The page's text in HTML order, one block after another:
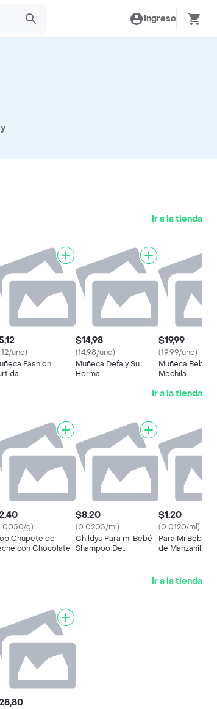
Ingreso
Ir a la tienda
und)
Fashion
$14,98
(14.98/und)
Muñeca Defa y Su
Herma
$19,99
(19.99/und)
Muñeca Bebe
Mochila
Ir a la tienda
g)
Chupete de
con Chocolate
$8,20
(0.0205/ml)
Childys Para mi Bebé
Shampoo De
$1,20
(0.0120/ml)
Para Mi Bebé
de Manzanilla
Ir a la tienda